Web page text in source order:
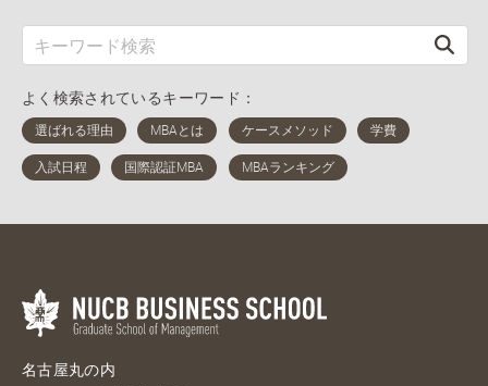
よく検索されているキーワード：
名古屋丸の内